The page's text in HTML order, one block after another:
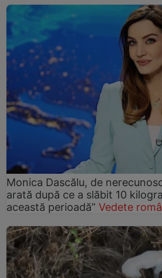
Monica Dascălu, de
arată după ce a slăbit 10
această perioadă” Vedete